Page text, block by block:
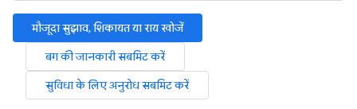
मौजूदा सुझाव, शिकायत या राय खोजें
बग की जानकारी सबमिट करें
सुविधा के लिए अनुरोध सबमिट करें